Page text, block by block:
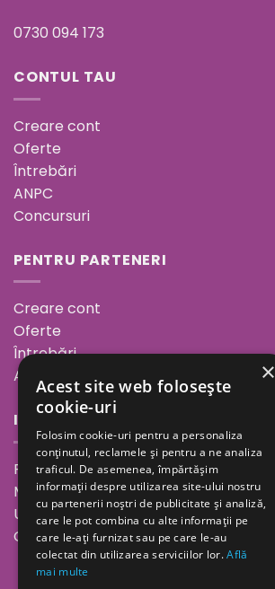
0730 094 173
CONTUL TAU
Creare cont
Oferte
Întrebări
ANPC
Concursuri
PENTRU PARTENERI
Creare cont
Oferte
Întrebări
ANPC
INFORMAȚII
Povestea noastră
Minutul de inspirație
Unde ne găsești
Cariere
×
Acest site web folosește
cookie-uri
Folosim cookie-uri pentru a personaliza
conținutul, reclamele și pentru a ne analiza
traficul. De asemenea, împărtășim
informații despre utilizarea site-ului nostru
cu partenerii noștri de publicitate și analiză,
care le pot combina cu alte informații pe
care le-ați furnizat sau pe care le-au
colectat din utilizarea serviciilor lor.Află
mai multe